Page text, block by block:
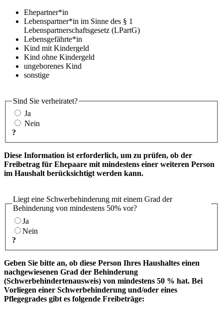
Ehepartner*in
Lebenspartner*in im Sinne des § 1
Lebenspartnerschaftsgesetz (LPartG)
Lebensgefährte*in
Kind mit Kindergeld
Kind ohne Kindergeld
ungeborenes Kind
sonstige
Sind Sie verheiratet?
Ja
Nein
?
Diese Information ist erforderlich, um zu prüfen, ob der
Freibetrag für Ehepaare mit mindestens einer weiteren Person
im Haushalt berücksichtigt werden kann.
Liegt eine Schwerbehinderung mit einem Grad der
Behinderung von mindestens 50% vor?
Ja
Nein
?
Geben Sie bitte an, ob diese Person Ihres Haushaltes einen
nachgewiesenen Grad der Behinderung
(Schwerbehindertenausweis) von mindestens 50 % hat. Bei
Vorliegen einer Schwerbehinderung und/oder eines
Pflegegrades gibt es folgende Freibeträge: